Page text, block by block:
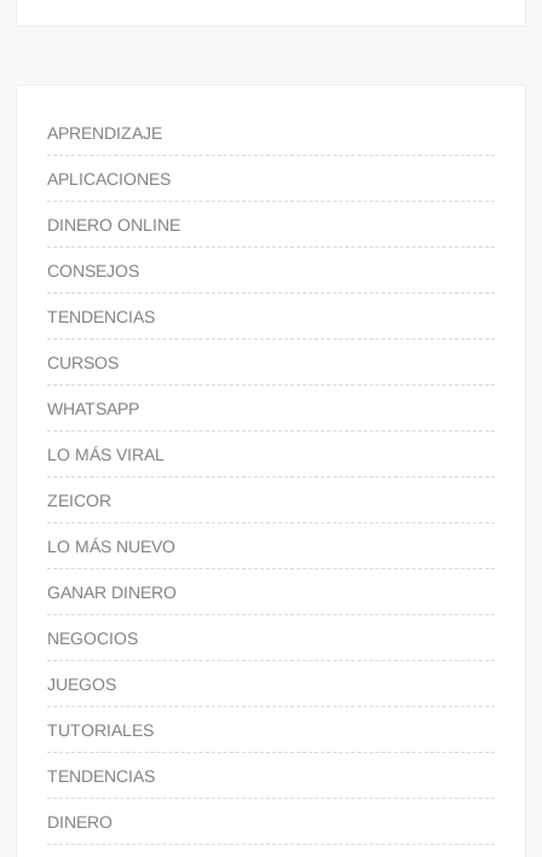
APRENDIZAJE
APLICACIONES
DINERO ONLINE
CONSEJOS
TENDENCIAS
CURSOS
WHATSAPP
LO MÁS VIRAL
ZEICOR
LO MÁS NUEVO
GANAR DINERO
NEGOCIOS
JUEGOS
TUTORIALES
TENDENCIAS
DINERO